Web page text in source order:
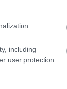
including
user protection.